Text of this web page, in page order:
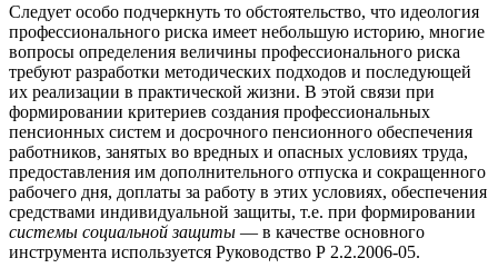
Следует особо подчеркнуть то обстоятельство, что идеология
профессионального риска имеет небольшую историю, многие
вопросы определения величины профессионального риска
требуют разработки методических подходов и последующей
их реализации в практической жизни. В этой связи при
формировании критериев создания профессиональных
пенсионных систем и досрочного пенсионного обеспечения
работников, занятых во вредных и опасных условиях труда,
предоставления им дополнительного отпуска и сокращенного
рабочего дня, доплаты за работу в этих условиях, обеспечения
средствами индивидуальной защиты, т.е. при формировании
системы социальной защиты — в качестве основного
инструмента используется Руководство Р 2.2.2006-05.